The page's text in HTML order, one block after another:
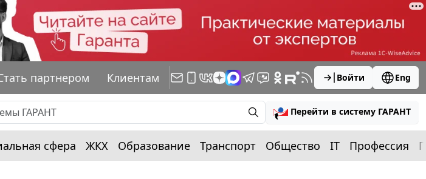
партнером Клиентам Войти Eng
Перейти в систему ГАРАНТ
сфера ЖКХ Образование Транспорт Общество IT Профессия